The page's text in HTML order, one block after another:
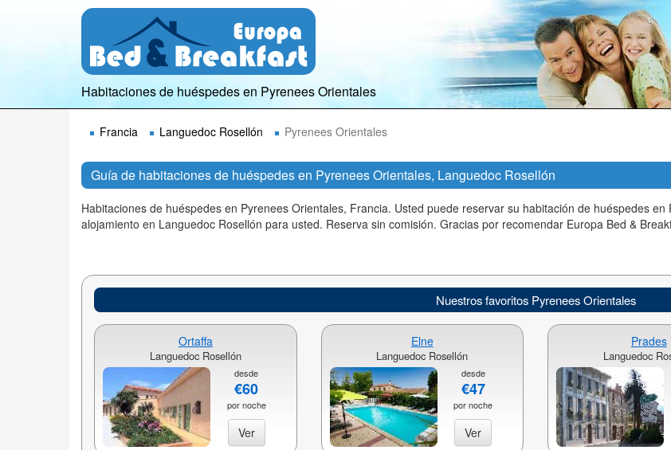
Habitaciones de huéspedes en Pyrenees Orientales
Francia Languedoc Rosellón Pyrenees Orientales
Guía de habitaciones de huéspedes en Pyrenees Orientales, Languedoc Rosellón
Habitaciones de huéspedes en Pyrenees Orientales, Francia. Usted puede reservar su habitación de huéspedes
alojamiento en Languedoc Rosellón para usted. Reserva sin comisión. Gracias por recomendar Europa Bed &
Nuestros favoritos Pyrenees Orientales
Ortaffa
Languedoc Rosellón
desde
€60
por noche
Ver
Elne
Languedoc Rosellón
desde
€47
por noche
Ver
Prades
Languedoc